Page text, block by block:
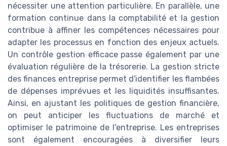
nécessiter une attention particulière. En parallèle, une
formation continue dans la comptabilité et la gestion
contribue à affiner les compétences nécessaires pour
adapter les processus en fonction des enjeux actuels.
Un contrôle gestion efficace passe également par une
évaluation régulière de la trésorerie. La gestion stricte
des finances entreprise permet d'identifier les flambées
de dépenses imprévues et les liquidités insuffisantes.
Ainsi, en ajustant les politiques de gestion financière,
on peut anticiper les fluctuations de marché et
optimiser le patrimoine de l'entreprise. Les entreprises
sont également encouragées à diversifier leurs